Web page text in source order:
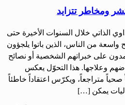
ومخاطر تتزايد
الذاتي خلال السنوات الأخيرة حتى
من الناس، الذين باتوا يلجؤون
على خبراتهم الشخصية أو نصائح
وعلاجها. هذا التحوّل يعكس
صحياً متراجعاً، ويكرّس اعتقاداً خاطئاً
يمكن […]